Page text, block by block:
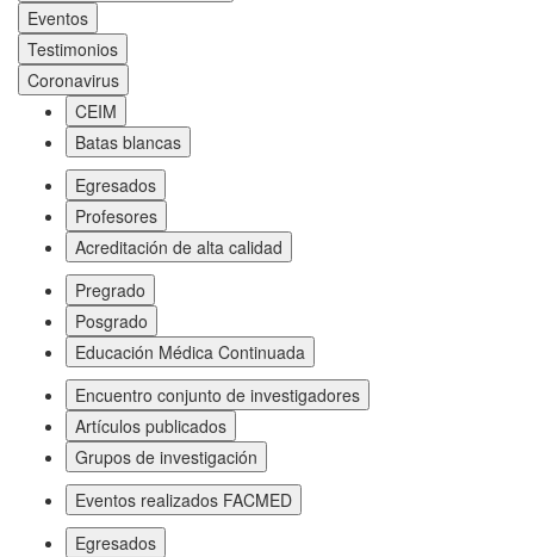
Eventos
Testimonios
Coronavirus
CEIM
Batas blancas
Egresados
Profesores
Acreditación de alta calidad
Pregrado
Posgrado
Educación Médica Continuada
Encuentro conjunto de investigadores
Artículos publicados
Grupos de investigación
Eventos realizados FACMED
Egresados